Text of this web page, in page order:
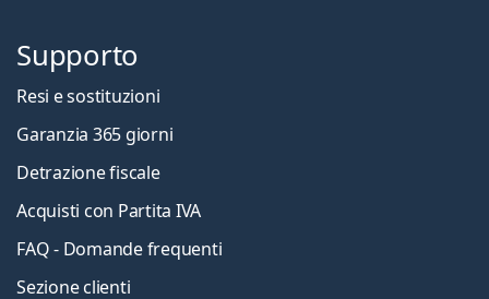
Supporto
Resi e sostituzioni
Garanzia 365 giorni
Detrazione fiscale
Acquisti con Partita IVA
FAQ - Domande frequenti
Sezione clienti